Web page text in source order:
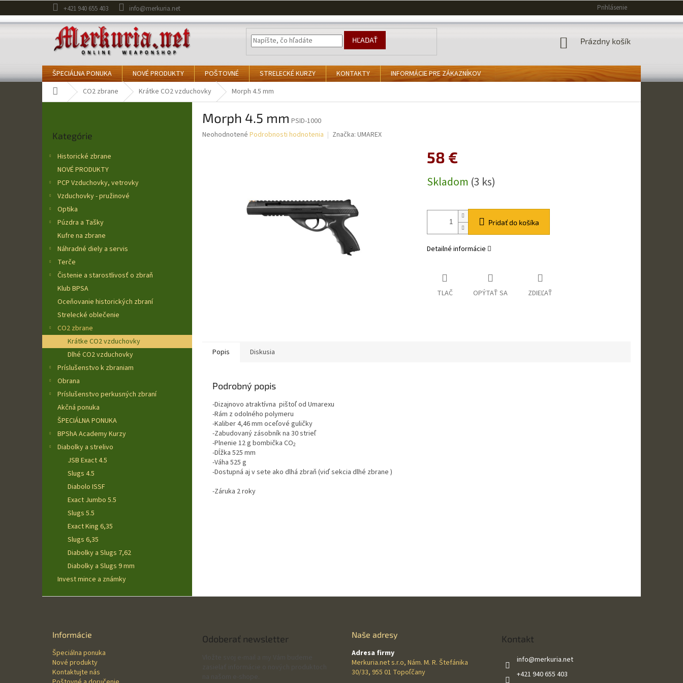
na
obsah
+421 940 655 403 info@merkuria.net Prihlásenie
HĽADAŤ
NÁKUPNÝ
Prázdny košík
ŠPECIÁLNA PONUKA NOVÉ PRODUKTY POŠTOVNÉ STRELECKÉ KURZY KONTAKTY
INFORMÁCIE PRE ZÁKAZNÍKOV
Domov CO2 zbrane Krátke CO2 vzduchovky Morph 4.5 mm
kategórie
Kategórie
Historické zbrane
NOVÉ PRODUKTY
PCP Vzduchovky, vetrovky
Vzduchovky - pružinové
Optika
Púzdra a Tašky
Kufre na zbrane
Náhradné diely a servis
Terče
Čistenie a starostlivosť o zbraň
Klub BPSA
Oceňovanie historických zbraní
Strelecké oblečenie
CO2 zbrane
Krátke CO2 vzduchovky
Dlhé CO2 vzduchovky
Príslušenstvo k zbraniam
Obrana
Príslušenstvo perkusných zbraní
Akčná ponuka
ŠPECIÁLNA PONUKA
BPShA Academy Kurzy
Diabolky a strelivo
JSB Exact 4.5
Slugs 4.5
Diabolo ISSF
Exact Jumbo 5.5
Slugs 5.5
Exact King 6,35
Slugs 6,35
Diabolky a Slugs 7,62
Diabolky a Slugs 9 mm
Invest mince a známky
Morph 4.5 mm PSID-1000
Priemerné
Neohodnotené Podrobnosti hodnotenia Značka: UMAREX
58 €
cena:
Skladom (3 ks)
Pridať do košíka
Detailné informácie
TLAČ OPÝTAŤ SA ZDIEĽAŤ
Popis Diskusia
Podrobný popis
-Dizajnovo atraktívna pištoľ od Umarexu
-Rám z odolného polymeru
-Kaliber 4,46 mm oceľové guličky
-Zabudovaný zásobník na 30 strieľ
-Plnenie 12 g bombička CO2
-Dĺžka 525 mm
-Váha 525 g
-Dostupná aj v sete ako dlhá zbraň (viď sekcia dlhé zbrane )
-Záruka 2 roky
Informácie
Špeciálna ponuka
Nové produkty
Kontaktujte nás
Odoberať newsletter Naše adresy
Adresa firmy
Merkuria.net s.r.o, Nám. M. R. Štefánika
30/33, 955 01 Topoľčany
Kontakt
info@merkuria.net
+421 940 655 403